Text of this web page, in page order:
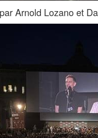
Arnold Lozano et